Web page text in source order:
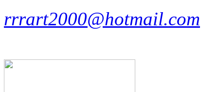
rrrart2000@hotmail.com